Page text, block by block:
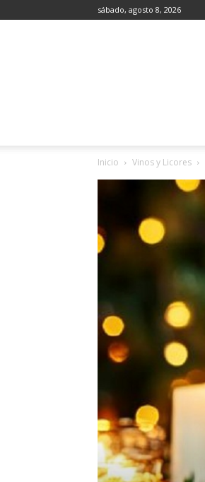
sábado, agosto 8, 2026
Inicio Vinos y Licores